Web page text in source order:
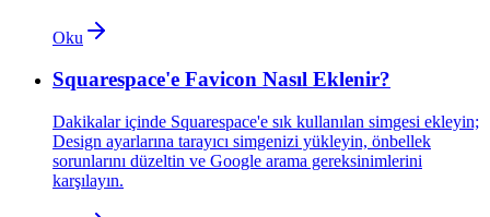
Oku
Squarespace'e Favicon Nasıl Eklenir?
Dakikalar içinde Squarespace'e sık kullanılan simgesi ekleyin;
Design ayarlarına tarayıcı simgenizi yükleyin, önbellek
sorunlarını düzeltin ve Google arama gereksinimlerini
karşılayın.